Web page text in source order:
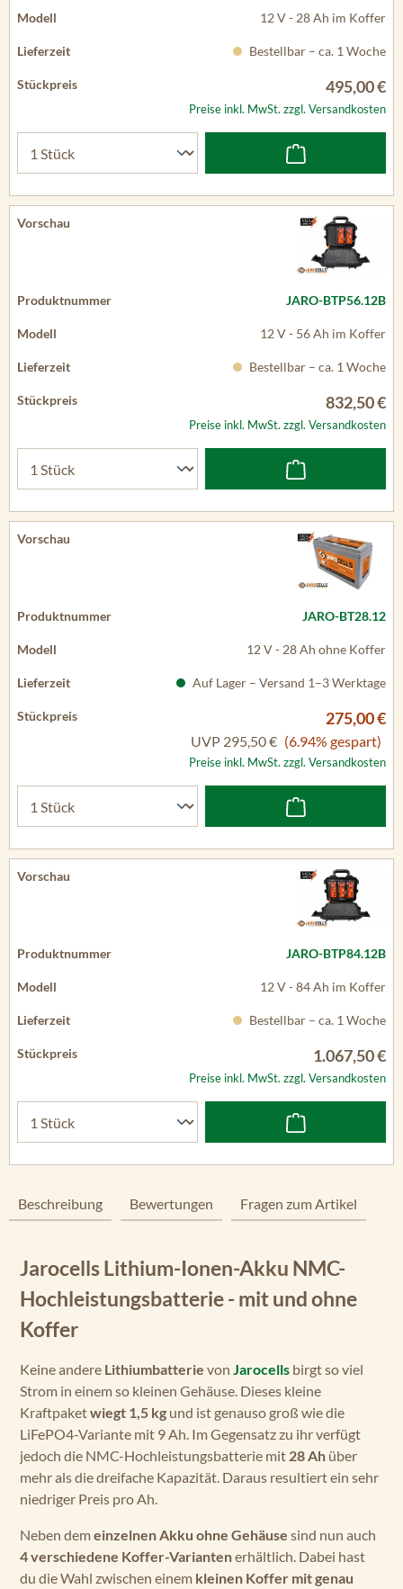
12 V - 28 Ah im Koffer
Bestellbar – ca. 1 Woche
495,00 €
Preise inkl. MwSt. zzgl. Versandkosten
JARO-BTP56.12B
12 V - 56 Ah im Koffer
Bestellbar – ca. 1 Woche
832,50 €
Preise inkl. MwSt. zzgl. Versandkosten
JARO-BT28.12
12 V - 28 Ah ohne Koffer
Auf Lager – Versand 1–3 Werktage
275,00 €
UVP 295,50 € (6.94% gespart)
Preise inkl. MwSt. zzgl. Versandkosten
JARO-BTP84.12B
12 V - 84 Ah im Koffer
Bestellbar – ca. 1 Woche
1.067,50 €
Preise inkl. MwSt. zzgl. Versandkosten
Beschreibung Bewertungen Fragen zum Artikel
Jarocells Lithium-Ionen-Akku NMC-
Hochleistungsbatterie - mit und ohne
Koffer
Keine andere Lithiumbatterie von Jarocells birgt so viel
Strom in einem so kleinen Gehäuse. Dieses kleine
Kraftpaketwiegt 1,5 kg und ist genauso groß wie die
LiFePO4-Variante mit 9 Ah. Im Gegensatz zu ihr verfügt
jedoch die NMC-Hochleistungsbatterie mit 28 Ah über
mehr als die dreifache Kapazität. Daraus resultiert ein sehr
niedriger Preis pro Ah.
Neben demeinzelnen Akku ohne Gehäuse sind nun auch
4 verschiedene Koffer-Variantenerhältlich. Dabei hast
du die Wahl zwischen einem kleinen Koffer mit genau